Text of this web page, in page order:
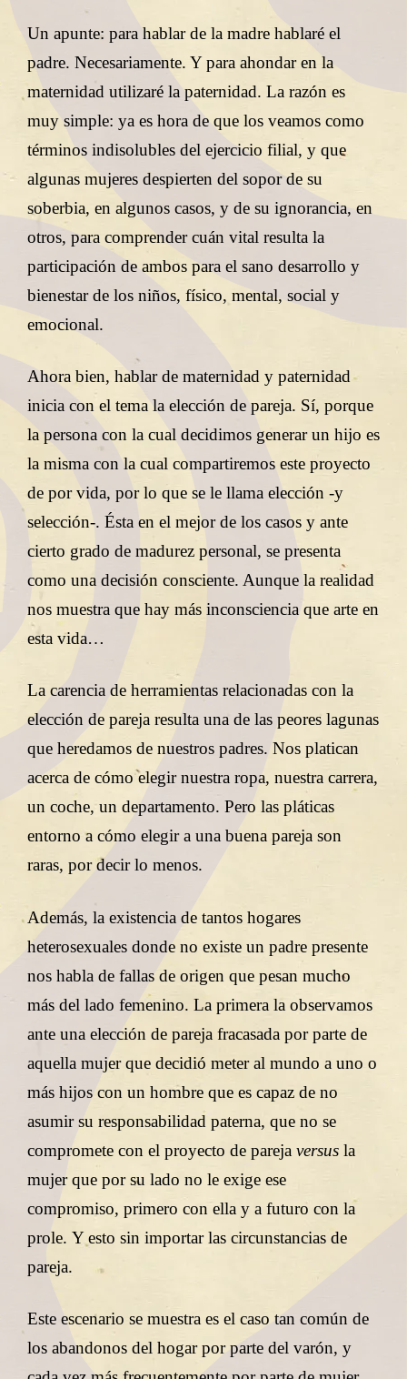
Un apunte: para hablar de la madre hablaré el
padre. Necesariamente. Y para ahondar en la
maternidad utilizaré la paternidad. La razón es
muy simple: ya es hora de que los veamos como
términos indisolubles del ejercicio filial, y que
algunas mujeres despierten del sopor de su
soberbia, en algunos casos, y de su ignorancia, en
otros, para comprender cuán vital resulta la
participación de ambos para el sano desarrollo y
bienestar de los niños, físico, mental, social y
emocional.
Ahora bien, hablar de maternidad y paternidad
inicia con el tema la elección de pareja. Sí, porque
la persona con la cual decidimos generar un hijo es
la misma con la cual compartiremos este proyecto
de por vida, por lo que se le llama elección -y
selección-. Ésta en el mejor de los casos y ante
cierto grado de madurez personal, se presenta
como una decisión consciente. Aunque la realidad
nos muestra que hay más inconsciencia que arte en
esta vida…
La carencia de herramientas relacionadas con la
elección de pareja resulta una de las peores lagunas
que heredamos de nuestros padres. Nos platican
acerca de cómo elegir nuestra ropa, nuestra carrera,
un coche, un departamento. Pero las pláticas
entorno a cómo elegir a una buena pareja son
raras, por decir lo menos.
Además, la existencia de tantos hogares
heterosexuales donde no existe un padre presente
nos habla de fallas de origen que pesan mucho
más del lado femenino. La primera la observamos
ante una elección de pareja fracasada por parte de
aquella mujer que decidió meter al mundo a uno o
más hijos con un hombre que es capaz de no
asumir su responsabilidad paterna, que no se
compromete con el proyecto de pareja versus la
mujer que por su lado no le exige ese
compromiso, primero con ella y a futuro con la
prole. Y esto sin importar las circunstancias de
pareja.
Este escenario se muestra es el caso tan común de
los abandonos del hogar por parte del varón, y